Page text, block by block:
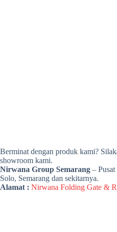
Berminat dengan produk kami?
showroom kami.
Nirwana Group Semarang –
Solo, Semarang dan sekitarnya.
Alamat : Nirwana Folding Gate &